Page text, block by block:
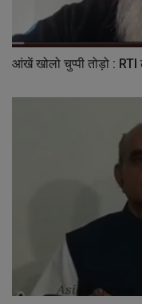
आंखें खोलो चुप्पी तोड़ो : RTI